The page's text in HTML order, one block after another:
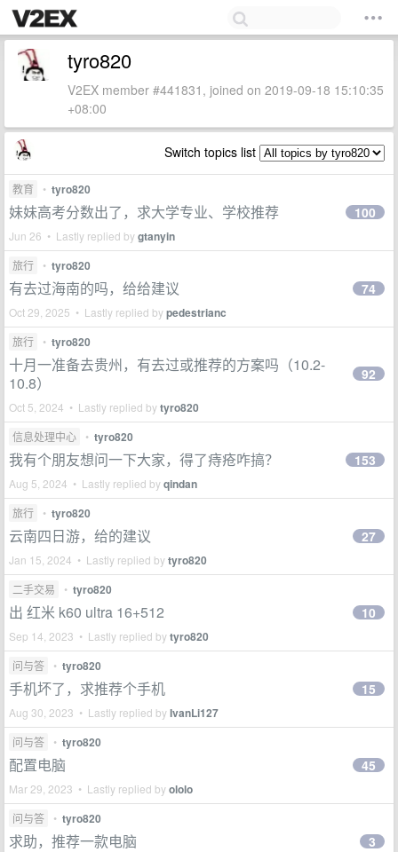
tyro820
V2EX member #441831, joined on 2019-09-18 15:10:35
+08:00
Switch topics list
教育 • tyro820
妹妹高考分数出了，求大学专业、学校推荐
Jun 26 • Lastly replied bygtanyin
100
旅行 • tyro820
有去过海南的吗，给给建议
Oct 29, 2025 • Lastly replied bypedestrianc
74
旅行 • tyro820
十月一准备去贵州，有去过或推荐的方案吗（10.2-
10.8）
Oct 5, 2024 • Lastly replied bytyro820
92
信息处理中心 • tyro820
我有个朋友想问一下大家，得了痔疮咋搞？
Aug 5, 2024 • Lastly replied byqindan
153
旅行 • tyro820
云南四日游，给的建议
Jan 15, 2024 • Lastly replied bytyro820
27
二手交易 • tyro820
出 红米 k60 ultra 16+512
Sep 14, 2023 • Lastly replied bytyro820
10
问与答 • tyro820
手机坏了，求推荐个手机
Aug 30, 2023 • Lastly replied byIvanLi127
15
问与答 • tyro820
配置电脑
Mar 29, 2023 • Lastly replied byololo
45
问与答 • tyro820
求助，推荐一款电脑 3